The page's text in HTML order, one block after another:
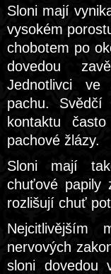
Sloni mají
vysokém
chobotem po
dovedou
Jednotlivci
pachu.
kontaktu
pachové žlázy.
Sloni mají
chuťové papily
rozlišují chuť
Nejcitlivějším
nervových
sloni dovedou